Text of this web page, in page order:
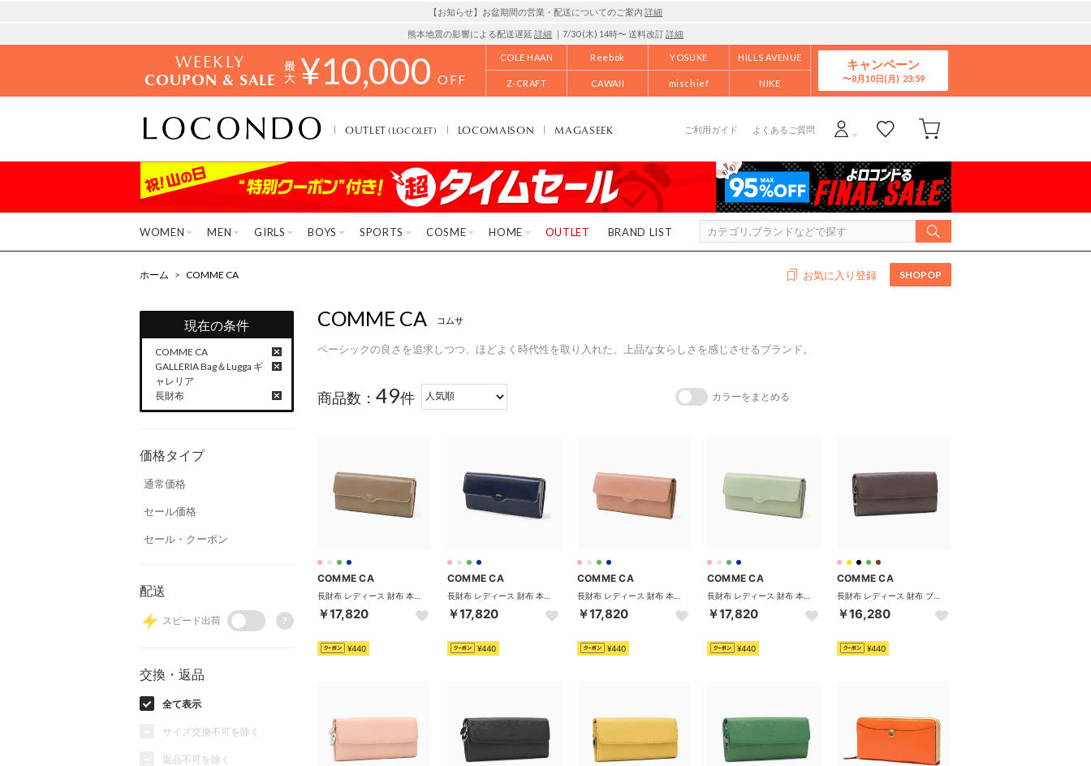
【お知らせ】お盆期間の営業・配送についてのご案内 詳細
熊本地震の影響による配送遅延 詳細 ｜7/30 (木) 14時〜 送料改訂詳細
WEEKLY
COUPON & SALE ¥10,000 OFF
COLE HAAN Reebok YOSUKE HILLS AVENUE
Z-CRAFT CAWAII mischief NIKE
キャンペーン
8月10日(月)
OUTLET(LOCOLET) LOCOMAISON MAGASEEK ご利用ガイド よくあるご質問
WOMEN MEN GIRLS BOYS SPORTS COSME HOME OUTLET BRAND LIST
ホーム > COMME CA お気に入り登録 SHOPOP
現在の条件
COMME CA
GALLERIA Bag＆Lugga ギ
ャレリア
長財布
価格タイプ
通常価格
セール価格
セール・クーポン
配送
スピード出荷 ?
交換・返品
全て表示
サイズ交換不可を除く
返品不可を除く
COMME CA コムサ
ベーシックの良さを追求しつつ、ほどよく時代性を取り入れた、上品な女らしさを感じさせるブランド。
商品数： 49件 カラーをまとめる
COMME CA
￥17,820
¥440
COMME CA
￥17,820
¥440
COMME CA
￥17,820
¥440
COMME CA
￥17,820
¥440
COMME CA
￥16,280
¥440